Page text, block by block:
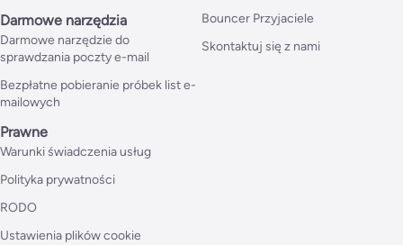
Darmowe narzędzia
Darmowe narzędzie do
sprawdzania poczty e-mail
Bezpłatne pobieranie próbek list e-
mailowych
Bouncer Przyjaciele
Skontaktuj się z nami
Prawne
Warunki świadczenia usług
Polityka prywatności
RODO
Ustawienia plików cookie